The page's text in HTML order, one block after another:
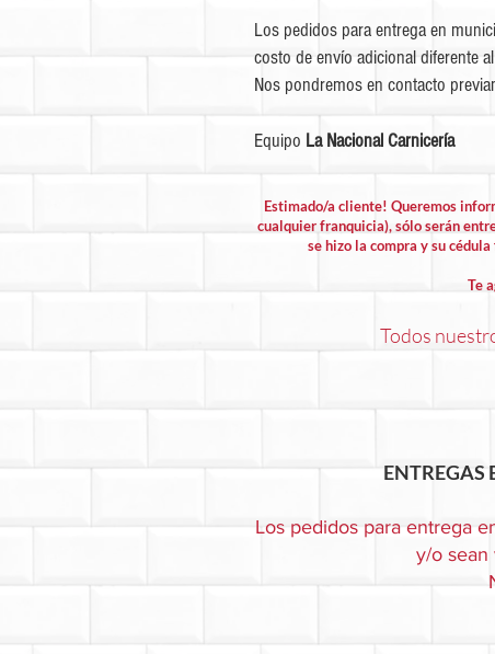
Los pedidos para entrega en
costo de envío adicional diferente
Nos pondremos en contacto
Equipo La Nacional Carnicería
Estimado/a cliente! Queremos
cualquier franquicia), sólo serán
se hizo la compra y su
Te
Todos
ENTREGAS
Los pedidos para entrega
y/o sean